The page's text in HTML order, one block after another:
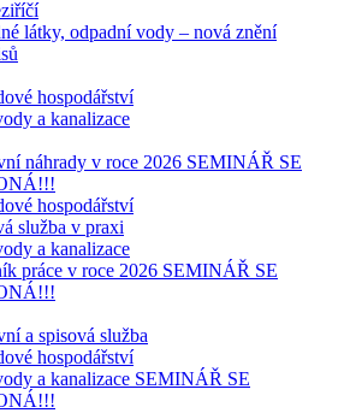
látky, odpadní vody – nová znění
hospodářství
a kanalizace
náhrady v roce 2026 SEMINÁŘ SE
hospodářství
služba v praxi
a kanalizace
práce v roce 2026 SEMINÁŘ SE
a spisová služba
hospodářství
a kanalizace SEMINÁŘ SE